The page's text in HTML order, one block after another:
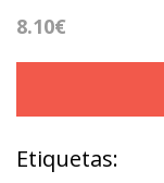
8.10€
Etiquetas: